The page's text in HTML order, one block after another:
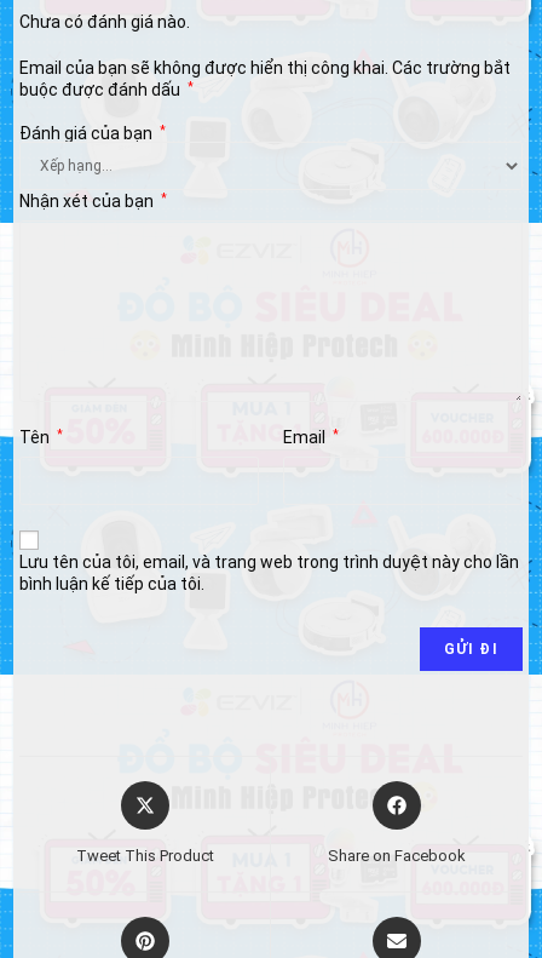
Chưa có đánh giá nào.
Email của bạn sẽ không được hiển thị công khai. Các trường bắt
buộc được đánh dấu
*
Đánh giá của bạn *
Nhận xét của bạn *
Tên * Email *
Lưu tên của tôi, email, và trang web trong trình duyệt này cho lần
bình luận kế tiếp của tôi.
Opens
in
Tweet This Product
Opens
in
Share on Facebook
Opens
in
Opens
in